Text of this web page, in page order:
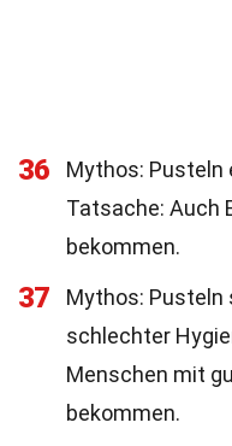
36
Mythos: Pusteln
Tatsache: Auch
bekommen.
37
Mythos: Pusteln
schlechter
Menschen mit
bekommen.